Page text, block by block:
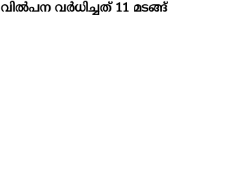
വിൽപന വർധിച്ചത് 11 മടങ്ങ്